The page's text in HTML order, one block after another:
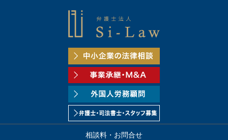
相談料・お問合せ